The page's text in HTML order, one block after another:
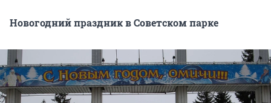
Новогодний праздник в Советском парке